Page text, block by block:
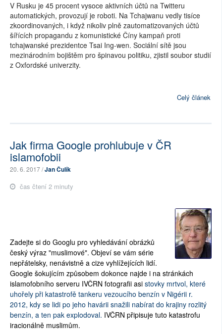
V Rusku je 45 procent vysoce aktivních účtů na Twitteru
automatických, provozují je roboti. Na Tchajwanu vedly tisíce
zkoordinovaných, i když nikoliv plně zautomatizovaných účtů
šířících propagandu z komunistické Číny kampaň proti
tchajwanské prezidentce Tsai Ing-wen. Sociální sítě jsou
mezinárodním bojištěm pro špinavou politiku, zjistil soubor studií
z Oxfordské univerzity.
Celý článek
Jak firma Google prohlubuje v ČR
islamofobii
20. 6. 2017 /Jan Čulík
čas čtení 2 minuty
Zadejte si do Googlu pro vyhledávání obrázků
český výraz "muslimové". Objeví se vám série
nepřátelsky, nenávistně a cize vyhlížejících lidí.
Google šokujícím způsobem dokonce najde i na stránkách
islamofobního serveru IVČRN fotografii asi stovky mrtvol, které
uhořely při katastrofě tankeru vezoucího benzín v Nigérii r.
2012, kdy se lidi po jeho havárii snažili nabírat do krajiny rozlitý
benzín, a ten pak explodoval. IVČRN připisuje tuto katastrofu
iracionálně muslimům.